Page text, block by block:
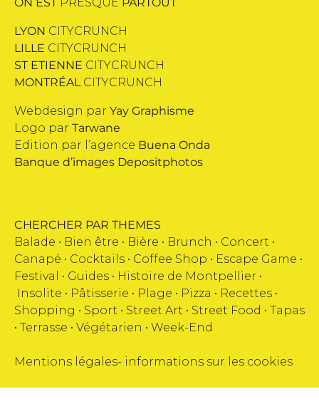
LYON CITYCRUNCH
LILLE CITYCRUNCH
ST ETIENNE CITYCRUNCH
MONTRÉALCITYCRUNCH
Webdesign par Yay Graphisme
Logo par Tarwane
Edition par l’agence Buena Onda
Banque d’images Depositphotos
CHERCHER PAR THEMES
Balade • Bien être • Bière • Brunch • Concert •
Canapé • Cocktails • Coffee Shop • Escape Game •
Festival
• Guides • Histoire de Montpellier •
Insolite • Pâtisserie • Plage • Pizza • Recettes •
Shopping • Sport • Street Art • Street Food • Tapas
• Terrasse • Végétarien • Week-End
Mentions légales- informations sur les cookies